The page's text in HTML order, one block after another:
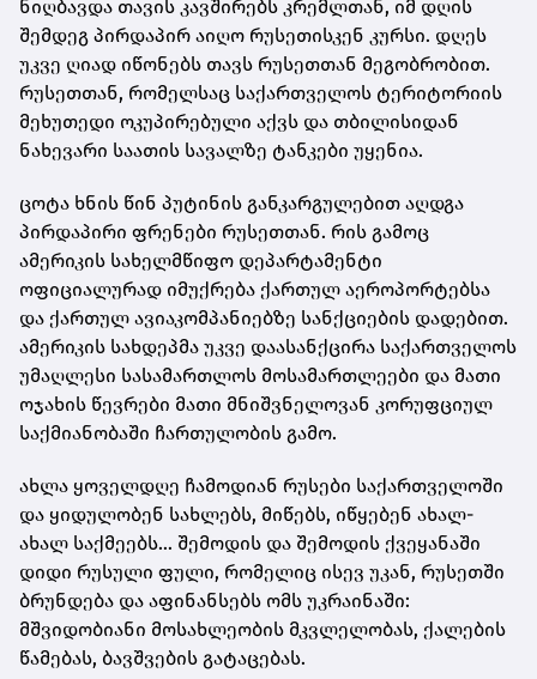
ნიღბავდა თავის კავშირებს კრემლთან, იმ დღის
შემდეგ პირდაპირ აიღო რუსეთისკენ კურსი. დღეს
უკვე ღიად იწონებს თავს რუსეთთან მეგობრობით.
რუსეთთან, რომელსაც საქართველოს ტერიტორიის
მეხუთედი ოკუპირებული აქვს და თბილისიდან
ნახევარი საათის სავალზე ტანკები უყენია.
ცოტა ხნის წინ პუტინის განკარგულებით აღდგა
პირდაპირი ფრენები რუსეთთან. რის გამოც
ამერიკის სახელმწიფო დეპარტამენტი
ოფიციალურად იმუქრება ქართულ აეროპორტებსა
და ქართულ ავიაკომპანიებზე სანქციების დადებით.
ამერიკის სახდეპმა უკვე დაასანქცირა საქართველოს
უმაღლესი სასამართლოს მოსამართლეები და მათი
ოჯახის წევრები მათი მნიშვნელოვან კორუფციულ
საქმიანობაში ჩართულობის გამო.
ახლა ყოველდღე ჩამოდიან რუსები საქართველოში
და ყიდულობენ სახლებს, მიწებს, იწყებენ ახალ-
ახალ საქმეებს… შემოდის და შემოდის ქვეყანაში
დიდი რუსული ფული, რომელიც ისევ უკან, რუსეთში
ბრუნდება და აფინანსებს ომს უკრაინაში:
მშვიდობიანი მოსახლეობის მკვლელობას, ქალების
წამებას, ბავშვების გატაცებას.